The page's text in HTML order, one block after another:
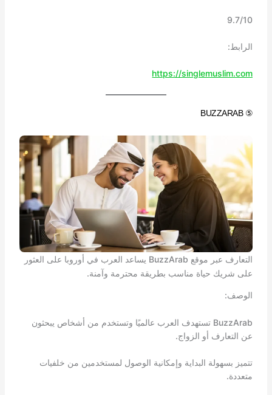
9.7/10
الرابط:
https://singlemuslim.com
⑤ BUZZARAB
التعارف عبر موقع BuzzArab يساعد العرب في أوروبا على العثور
على شريك حياة مناسب بطريقة محترمة وآمنة.
الوصف:
BuzzArab تستهدف العرب عالميًا وتستخدم من أشخاص يبحثون
عن التعارف أو الزواج.
تتميز بسهولة البداية وإمكانية الوصول لمستخدمين من خلفيات
متعددة.